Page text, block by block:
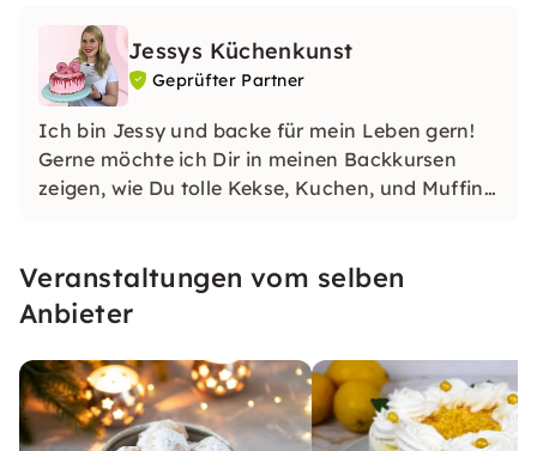
Jessys Küchenkunst
Geprüfter Partner
Ich bin Jessy und backe für mein Leben gern!
Gerne möchte ich Dir in meinen Backkursen
zeigen, wie Du tolle Kekse, Kuchen, und Muffins
Veranstaltungen vom selben
Anbieter